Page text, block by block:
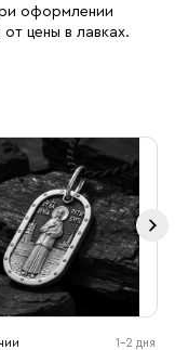
оформлении
цены в лавках.
1-2 дня